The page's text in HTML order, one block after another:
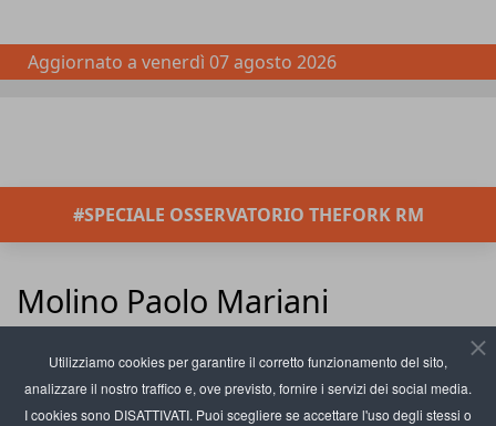
Utilizziamo cookies per garantire il corretto funzionamento del sito,
analizzare il nostro traffico e, ove previsto, fornire i servizi dei social media.
I cookies sono DISATTIVATI. Puoi scegliere se accettare l'uso degli stessi o
Aggiornato a venerdì 07 agosto 2026
#SPECIALE OSSERVATORIO THEFORK RM
Molino Paolo Mariani
Filtro
Pulisci
Visualizza #
Molino Paolo Mariani